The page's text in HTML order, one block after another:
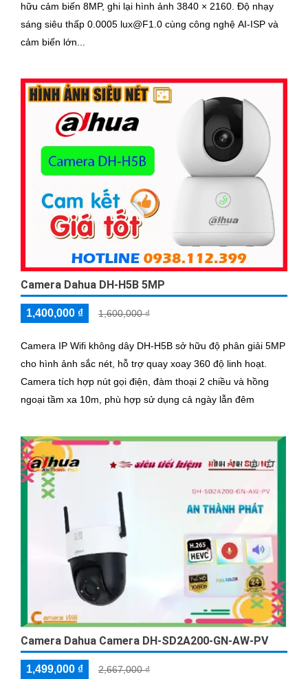
hữu cảm biến 8MP, ghi lại hình ảnh 3840 × 2160. Độ nhạy
sáng siêu thấp 0.0005 lux@F1.0 cùng công nghệ AI-ISP và
cảm biến lớn...
Camera Dahua DH-H5B 5MP
1,400,000 ₫ 1,600,000 ₫
Camera IP Wifi không dây DH-H5B sở hữu độ phân giải 5MP
cho hình ảnh sắc nét, hỗ trợ quay xoay 360 độ linh hoạt.
Camera tích hợp nút gọi điện, đàm thoại 2 chiều và hồng
ngoại tầm xa 10m, phù hợp sử dụng cả ngày lẫn đêm
Camera Dahua Camera DH-SD2A200-GN-AW-PV
1,499,000 ₫ 2,667,000 ₫